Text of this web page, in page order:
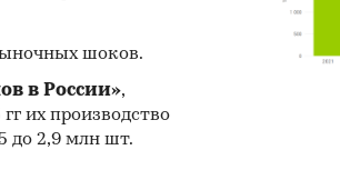
цифрового развития,
по развитию инноваций
уровней
шоков.
в России»,
их производство
до 2,9 млн шт.